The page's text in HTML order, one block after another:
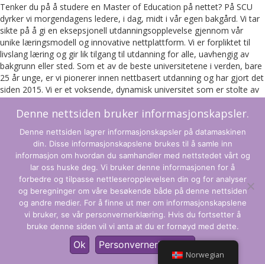
Tenker du på å studere en Master of Education på nettet? På SCU
dyrker vi morgendagens ledere, i dag, midt i vår egen bakgård. Vi tar
sikte på å gi en eksepsjonell utdanningsopplevelse gjennom vår
unike læringsmodell og innovative nettplattform. Vi er forpliktet til
livslang læring og gir lik tilgang til utdanning for alle, uavhengig av
bakgrunn eller sted. Som et av de beste universitetene i verden, bare
25 år unge, er vi pionerer innen nettbasert utdanning og har gjort det
siden 2015. Vi er et voksende, dynamisk universitet som er stolte av
å være en game changer og leder innen utdanning . Det er
forskjellen på SCU Online og hvorfor du bør studere en Master of
Les mer om SCU Master of Educationher.
Registrer deg nå
Vilkår og betingelser
Personvernregler
© CLARITY Learning Suite. Alle rettigheter forbeholdt.
Norwegian
Denne nettsiden bruker informasjonskapsler.
Denne nettsiden lagrer informasjonskapsler på datamaskinen
din. Disse informasjonskapslene brukes til å samle inn
informasjon om hvordan du samhandler med nettstedet vårt og
lar oss huske deg. Vi bruker denne informasjonen for å
forbedre og tilpasse nettleseropplevelsen din og for analyser
og beregninger om våre besøkende både på denne nettsiden
og andre medier. For å finne ut mer om informasjonskapslene
vi bruker, se vår personvernerklæring. Hvis du fortsetter å
bruke denne siden vil vi anta at du er fornøyd med dette.
Ok Personvernerklæring